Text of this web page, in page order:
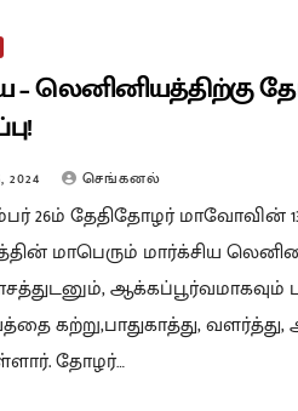
–
2024 செங்கனல்
26ம் தேதிதோழர் மாவோவின்
மாபெரும் மார்க்சிய
ஆக்கப்பூர்வமாகவும்
கற்று,பாதுகாத்து, வளர்த்து,
தோழர்…